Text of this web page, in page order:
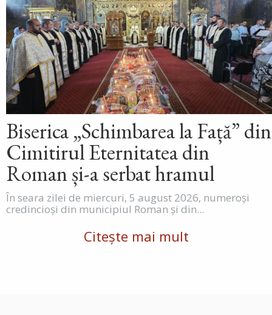
Biserica „Schimbarea la Față” din
Cimitirul Eternitatea din
Roman și-a serbat hramul
În seara zilei de miercuri, 5 august 2026, numeroși
credincioși din municipiul Roman și din...
Citește mai mult